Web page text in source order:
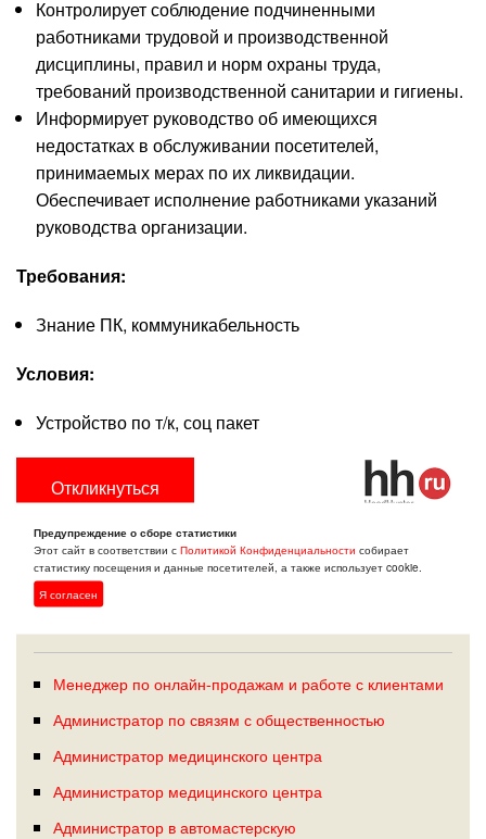
Контролирует соблюдение подчиненными
работниками трудовой и производственной
дисциплины, правил и норм охраны труда,
требований производственной санитарии и гигиены.
Информирует руководство об имеющихся
недостатках в обслуживании посетителей,
принимаемых мерах по их ликвидации.
Обеспечивает исполнение работниками указаний
руководства организации.
Требования:
Знание ПК, коммуникабельность
Условия:
Устройство по т/к, соц пакет
Откликнуться
Менеджер по онлайн-продажам и работе с клиентами
Администратор по связям с общественностью
Администратор медицинского центра
Администратор медицинского центра
Администратор в автомастерскую
Предупреждение о сборе статистики
Этот сайт в соответствии сПолитикой Конфиденциальности собирает
статистику посещения и данные посетителей, а также использует cookie.
Я согласен